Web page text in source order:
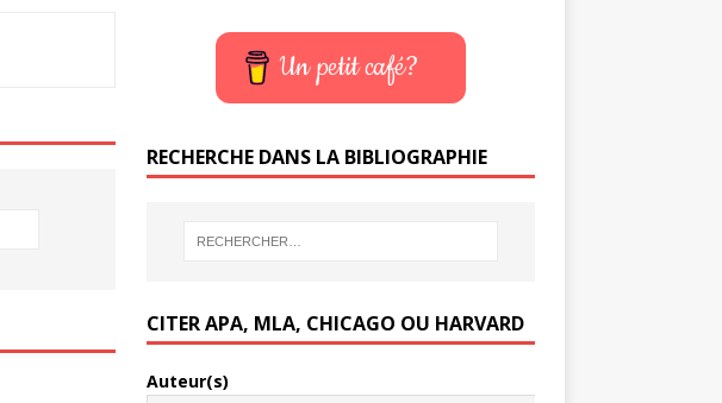
Un petit café?
RECHERCHE DANS LA BIBLIOGRAPHIE
CITER APA, MLA, CHICAGO OU HARVARD
Auteur(s)